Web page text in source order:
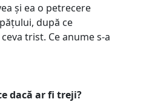
și ea o petrecere
după ce
trist. Ce anume s-a
dacă ar fi treji?